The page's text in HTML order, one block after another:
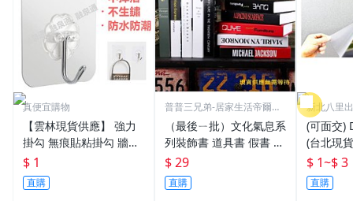
真便宜購物
【雲林現貨供應】 強力
掛勾 無痕貼粘掛勾 牆壁
廚房浴室各種場所
$ 1
直購
普普三兄弟-居家生活帝爾金
（最後ㄧ批）文化氣息系
列裝飾書 道具書 假書 樣
品書 仿真書 樣品屋 展示
場 室內設計裝潢原文叢
書系列-下標前請先洽詢
$ 29
直購
新北八里
境)
(可面交)
(台北現
貼 無膠
紙 用於
大廳 窗
$ 1~$ 3
直購